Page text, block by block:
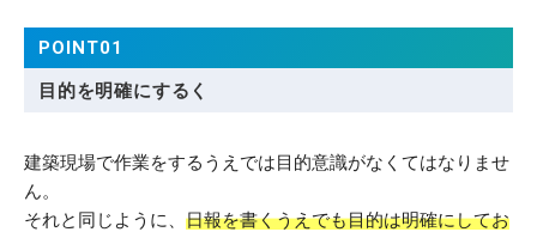
POINT01
目的を明確にするく
建築現場で作業をするうえでは目的意識がなくてはなりませ
ん。
それと同じように、 日報を書くうえでも目的は明確にしてお